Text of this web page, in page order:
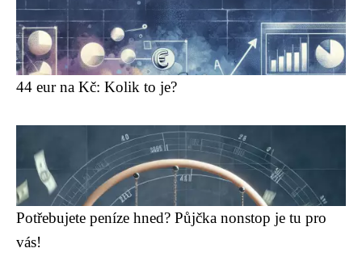
44 eur na Kč: Kolik to je?
Potřebujete peníze hned? Půjčka nonstop je tu pro
vás!